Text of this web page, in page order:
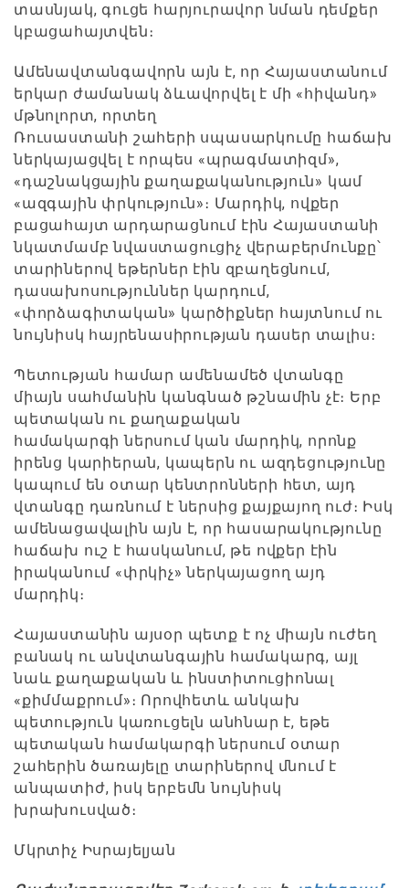
տասնյակ, գուցե հարյուրավոր նման դեմքեր
կբացահայտվեն։
Ամենավտանգավորն այն է, որ Հայաստանում
երկար ժամանակ ձևավորվել է մի «հիվանդ»
մթնոլորտ, որտեղ
Ռուսաստանի շահերի սպասարկումը հաճախ
ներկայացվել է որպես «պրագմատիզմ»,
«դաշնակցային քաղաքականություն» կամ
«ազգային փրկություն»։ Մարդիկ, ովքեր
բացահայտ արդարացնում էին Հայաստանի
նկատմամբ նվաստացուցիչ վերաբերմունքը՝
տարիներով եթերներ էին զբաղեցնում,
դասախոսություններ կարդում,
«փորձագիտական» կարծիքներ հայտնում ու
նույնիսկ հայրենասիրության դասեր տալիս։
Պետության համար ամենամեծ վտանգը
միայն սահմանին կանգնած թշնամին չէ։ Երբ
պետական ու քաղաքական
համակարգի ներսում կան մարդիկ, որոնք
իրենց կարիերան, կապերն ու ազդեցությունը
կապում են օտար կենտրոնների հետ, այդ
վտանգը դառնում է ներսից քայքայող ուժ։ Իսկ
ամենացավալին այն է, որ հասարակությունը
հաճախ ուշ է հասկանում, թե ովքեր էին
իրականում «փրկիչ» ներկայացող այդ
մարդիկ։
Հայաստանին այսօր պետք է ոչ միայն ուժեղ
բանակ ու անվտանգային համակարգ, այլ
նաև քաղաքական և ինստիտուցիոնալ
«քիմմաքրում»։ Որովհետև անկախ
պետություն կառուցելն անհնար է, եթե
պետական համակարգի ներսում օտար
շահերին ծառայելը տարիներով մնում է
անպատիժ, իսկ երբեմն նույնիսկ
խրախուսված։
Մկրտիչ Իսրայելյան